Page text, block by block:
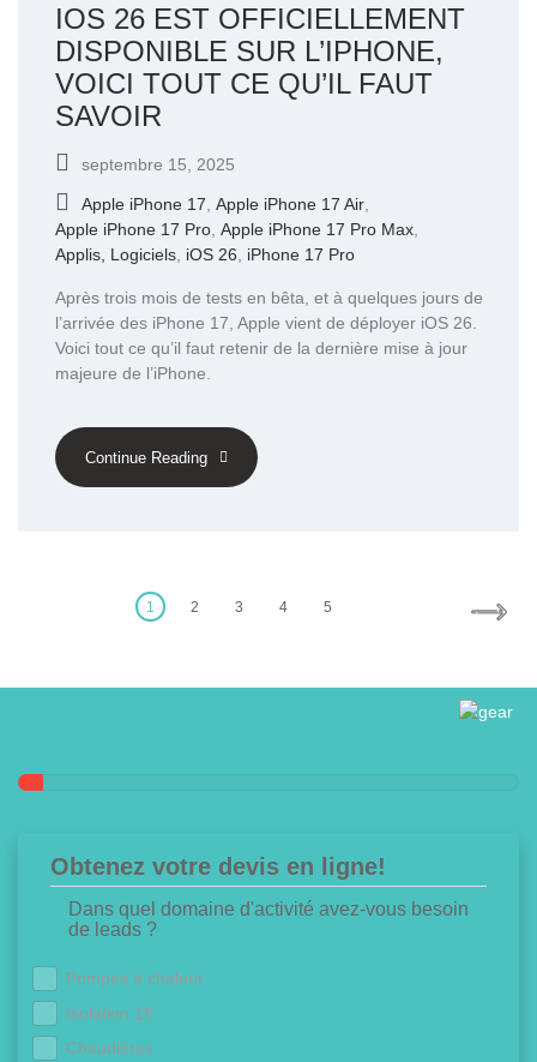
IOS 26 EST OFFICIELLEMENT
DISPONIBLE SUR L’IPHONE,
VOICI TOUT CE QU’IL FAUT
SAVOIR
septembre 15, 2025
Apple iPhone 17 Apple iPhone 17 Air
Apple iPhone 17 Pro Apple iPhone 17 Pro Max
Applis, Logiciels iOS 26 iPhone 17 Pro
Après trois mois de tests en bêta, et à quelques jours de
l’arrivée des iPhone 17, Apple vient de déployer iOS 26.
Voici tout ce qu’il faut retenir de la dernière mise à jour
majeure de l’iPhone.
Continue Reading
1 2 3 4 5
Obtenez votre devis en ligne!
Dans quel domaine d'activité avez-vous besoin
de leads ?
Pompes à chaleur
Isolation 1€
Chaudières